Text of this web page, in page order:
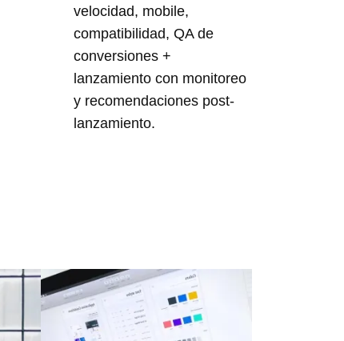
velocidad, mobile,
compatibilidad, QA de
conversiones +
lanzamiento con monitoreo
y recomendaciones post-
lanzamiento.